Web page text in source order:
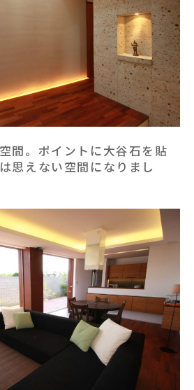
間。ポイントに大谷石を貼
思えない空間になりまし